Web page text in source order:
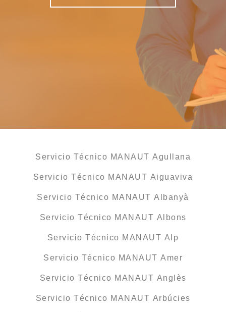
Servicio Técnico MANAUT Agullana
Servicio Técnico MANAUT Aiguaviva
Servicio Técnico MANAUT Albanyà
Servicio Técnico MANAUT Albons
Servicio Técnico MANAUT Alp
Servicio Técnico MANAUT Amer
Servicio Técnico MANAUT Anglès
Servicio Técnico MANAUT Arbúcies